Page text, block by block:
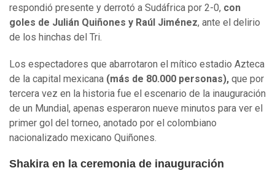
respondió presente y derrotó a Sudáfrica por 2-0, con
goles de Julián Quiñones y Raúl Jiménez, ante el delirio
de los hinchas del Tri.
Los espectadores que abarrotaron el mítico estadio Azteca
de la capital mexicana (más de 80.000 personas), que por
tercera vez en la historia fue el escenario de la inauguración
de un Mundial, apenas esperaron nueve minutos para ver el
primer gol del torneo, anotado por el colombiano
nacionalizado mexicano Quiñones.
Shakira en la ceremonia de inauguración